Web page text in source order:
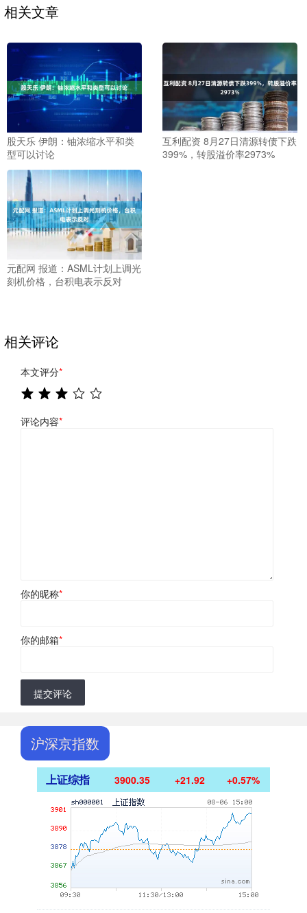
相关文章
股天乐 伊朗：铀浓缩水平和类
型可以讨论
互利配资 8月27日清源转债下跌
399%，转股溢价率2973%
元配网 报道：ASML计划上调光
刻机价格，台积电表示反对
相关评论
本文评分*
评论内容*
你的昵称*
你的邮箱*
提交评论
沪深京指数
上证综指 3900.35 +21.92 +0.57%